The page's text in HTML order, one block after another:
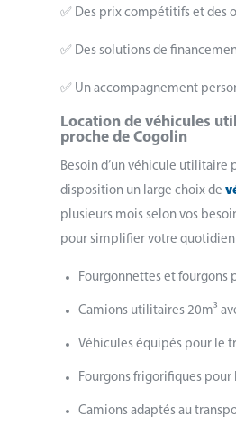
✅ Des prix compétitifs et des
✅ Des solutions de
✅ Un accompagnement
Location de véhicules
proche de Cogolin
Besoin d’un véhicule utilitaire
disposition un large choix de
plusieurs mois selon vos
pour simplifier votre quotidien
Fourgonnettes et fourgons
Camions utilitaires 20m³
Véhicules équipés pour le
Fourgons frigorifiques
Camions adaptés au